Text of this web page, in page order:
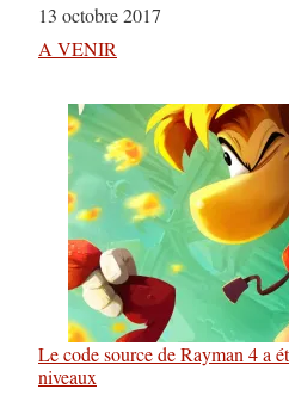
Date
13 octobre 2017
Par rapport à
A VENIR
Le code source de Rayman 4 a
niveaux